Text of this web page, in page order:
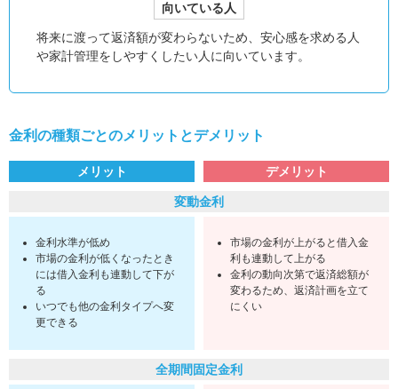
向いている人
将来に渡って返済額が変わらないため、安心感を求める人
や家計管理をしやすくしたい人に向いています。
金利の種類ごとのメリットとデメリット
メリット デメリット
変動金利
金利水準が低め
市場の金利が低くなったとき
には借入金利も連動して下が
る
いつでも他の金利タイプへ変
更できる
市場の金利が上がると借入金
利も連動して上がる
金利の動向次第で返済総額が
変わるため、返済計画を立て
にくい
全期間固定金利